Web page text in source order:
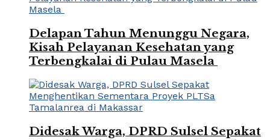
Delapan Tahun Menunggu Negara,
Kisah Pelayanan Kesehatan yang
Terbengkalai di Pulau Masela
Didesak Warga, DPRD Sulsel Sepakat